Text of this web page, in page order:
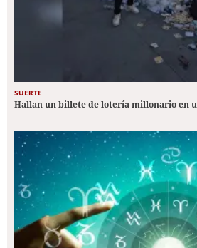
SUERTE
Hallan un billete de lotería millonario en